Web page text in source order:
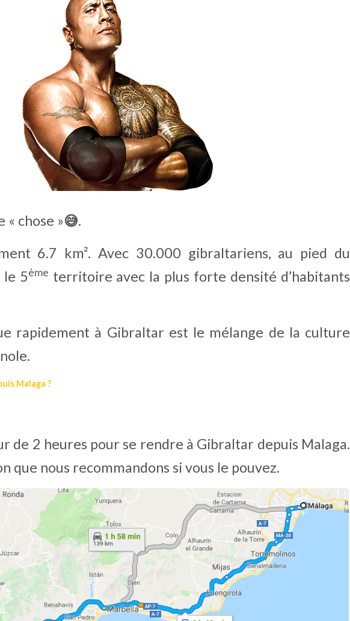
« chose »😅.
6.7 km². Avec 30.000 gibraltariens, au pied du
le 5ème territoire avec la plus forte densité d’habitants
rapidement à Gibraltar est le mélange de la culture
Malaga ?
de 2 heures pour se rendre à Gibraltar depuis Malaga.
que nous recommandons si vous le pouvez.